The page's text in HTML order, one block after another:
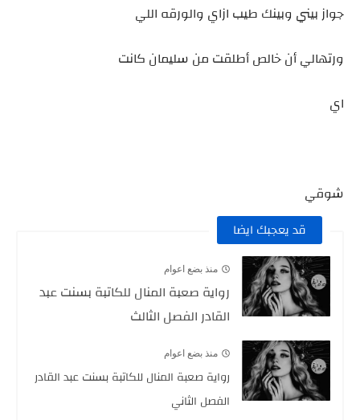
جواز بيني وبينك طيب ازاي والورقه اللي
ورتهالي أن خالص أطلقت من سليمان كانت
اي
شوقي
قد يعجبك ايضا
منذ بضع اعوام
رواية صعبة المنال للكاتبة بسنت عبد
القادر الفصل الثالث
منذ بضع اعوام
رواية صعبة المنال للكاتبة بسنت عبد القادر
الفصل الثاني